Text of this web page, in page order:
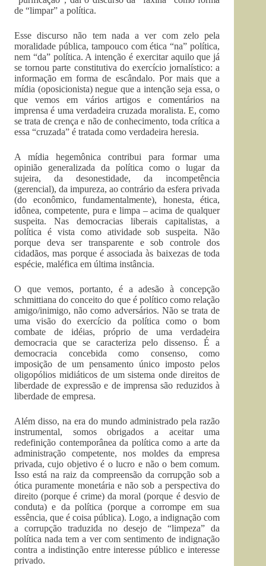
de “limpar” a política.
Esse discurso não tem nada a ver com zelo pela
moralidade pública, tampouco com ética “na” política,
nem “da” política. A intenção é exercitar aquilo que já
se tornou parte constitutiva do exercício jornalístico: a
informação em forma de escândalo. Por mais que a
mídia (oposicionista) negue que a intenção seja essa, o
que vemos em vários artigos e comentários na
imprensa é uma verdadeira cruzada moralista. E, como
se trata de crença e não de conhecimento, toda crítica a
essa “cruzada” é tratada como verdadeira heresia.
A mídia hegemônica contribui para formar uma
opinião generalizada da política como o lugar da
sujeira, da desonestidade, da incompetência
(gerencial), da impureza, ao contrário da esfera privada
(do econômico, fundamentalmente), honesta, ética,
idônea, competente, pura e limpa – acima de qualquer
suspeita. Nas democracias liberais capitalistas, a
política é vista como atividade sob suspeita. Não
porque deva ser transparente e sob controle dos
cidadãos, mas porque é associada às baixezas de toda
espécie, maléfica em última instância.
O que vemos, portanto, é a adesão à concepção
schmittiana do conceito do que é político como relação
amigo/inimigo, não como adversários. Não se trata de
uma visão do exercício da política como o bom
combate de idéias, próprio de uma verdadeira
democracia que se caracteriza pelo dissenso. É a
democracia concebida como consenso, como
imposição de um pensamento único imposto pelos
oligopólios midiáticos de um sistema onde direitos de
liberdade de expressão e de imprensa são reduzidos à
liberdade de empresa.
Além disso, na era do mundo administrado pela razão
instrumental, somos obrigados a aceitar uma
redefinição contemporânea da política como a arte da
administração competente, nos moldes da empresa
privada, cujo objetivo é o lucro e não o bem comum.
Isso está na raiz da compreensão da corrupção sob a
ótica puramente monetária e não sob a perspectiva do
direito (porque é crime) da moral (porque é desvio de
conduta) e da política (porque a corrompe em sua
essência, que é coisa pública). Logo, a indignação com
a corrupção traduzida no desejo de “limpeza” da
política nada tem a ver com sentimento de indignação
contra a indistinção entre interesse público e interesse
privado.